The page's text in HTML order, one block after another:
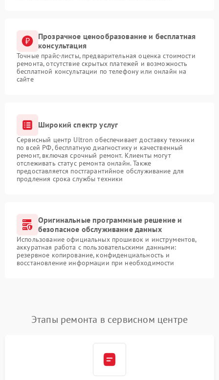
Прозрачное ценообразование и бесплатная
консультация
Точные прайс-листы, предварительная оценка стоимости
ремонта, отсутствие скрытых платежей и возможность
бесплатной консультации по телефону или онлайн на
сайте
Широкий спектр услуг
Сервисный центр Ultron обеспечивает доставку техники
по всей РФ, бесплатную диагностику и качественный
ремонт, включая срочный ремонт. Клиенты могут
отслеживать статус ремонта онлайн. Также
предоставляется постгарантийное обслуживание для
продления срока службы техники
Оригинальные программные решение и
безопасное обслуживание данных
Использование официальных прошивок и инструментов,
аккуратная работа с пользовательскими данными:
резервное копирование, конфиденциальность и
восстановление информации при необходимости
Этапы ремонта в сервисном центре